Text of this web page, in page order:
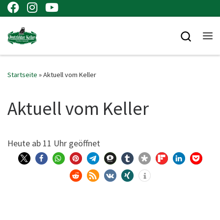
Zum Inhalt springen
Startseite »Aktuell vom Keller
Aktuell vom Keller
Heu­te ab 11 Uhr geöffnet